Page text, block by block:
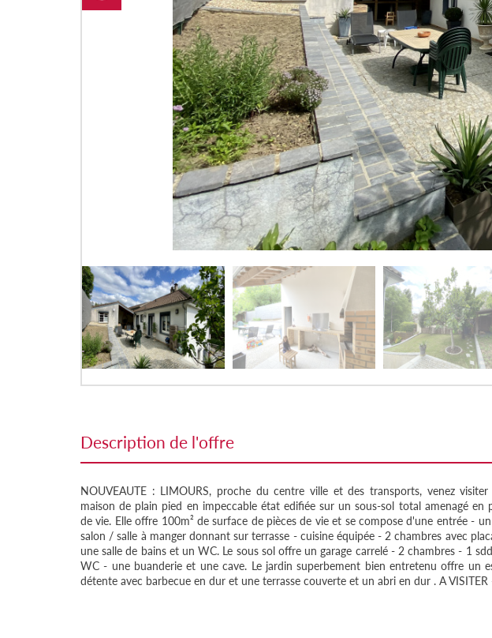
description de l'offre
NOUVEAUTE : LIMOURS, proche du centre ville et des transports, venez
maison de plain pied en impeccable état edifiée sur un sous-sol total amenagé en
de vie. Elle offre 100m² de surface de pièces de vie et se compose d'une entrée -
salon / salle à manger donnant sur terrasse - cuisine équipée - 2 chambres avec
une salle de bains et un WC. Le sous sol offre un garage carrelé - 2 chambres - 1
WC - une buanderie et une cave. Le jardin superbement bien entretenu offre un
détente avec barbecue en dur et une terrasse couverte et un abri en dur . A VISITER